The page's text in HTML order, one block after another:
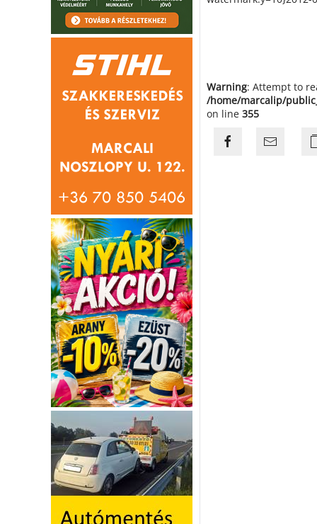
Warning: Attempt to
/home/marcalip/
on line 355